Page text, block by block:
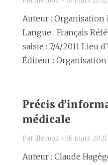
Auteur : Organisation
Langue : Français
saisie : 7/4/2011 Lieu
Éditeur :
Précis
médicale
Par lifemoz 16 mars 2021
Auteur : Claude